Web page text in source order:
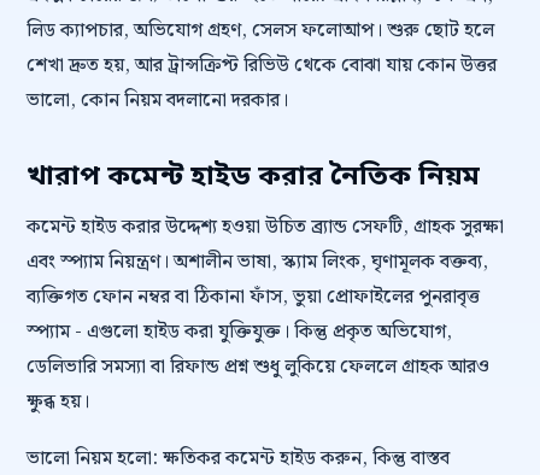
লিড ক্যাপচার, অভিযোগ গ্রহণ, সেলস ফলোআপ। শুরু ছোট হলে
শেখা দ্রুত হয়, আর ট্রান্সক্রিপ্ট রিভিউ থেকে বোঝা যায় কোন উত্তর
ভালো, কোন নিয়ম বদলানো দরকার।
খারাপ কমেন্ট হাইড করার নৈতিক নিয়ম
কমেন্ট হাইড করার উদ্দেশ্য হওয়া উচিত ব্র্যান্ড সেফটি, গ্রাহক সুরক্ষা
এবং স্প্যাম নিয়ন্ত্রণ। অশালীন ভাষা, স্ক্যাম লিংক, ঘৃণামূলক বক্তব্য,
ব্যক্তিগত ফোন নম্বর বা ঠিকানা ফাঁস, ভুয়া প্রোফাইলের পুনরাবৃত্ত
স্প্যাম - এগুলো হাইড করা যুক্তিযুক্ত। কিন্তু প্রকৃত অভিযোগ,
ডেলিভারি সমস্যা বা রিফান্ড প্রশ্ন শুধু লুকিয়ে ফেললে গ্রাহক আরও
ক্ষুব্ধ হয়।
ভালো নিয়ম হলো: ক্ষতিকর কমেন্ট হাইড করুন, কিন্তু বাস্তব